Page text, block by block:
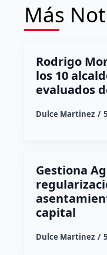
Más
Rodrigo
los 10
evaluados
Dulce Martinez
Gestiona
capital
Dulce Martinez